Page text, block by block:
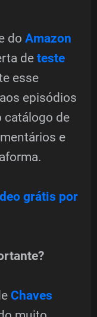
do Amazon
de teste
esse
episódios
catálogo de
e
grátis por
Chaves